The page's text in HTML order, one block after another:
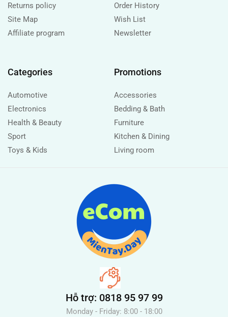
Returns policy
Site Map
Affiliate program
Order History
Wish List
Newsletter
Categories
Automotive
Electronics
Health & Beauty
Sport
Toys & Kids
Promotions
Accessories
Bedding & Bath
Furniture
Kitchen & Dining
Living room
Hỗ trợ: 0818 95 97 99
Monday - Friday: 8:00 - 18:00